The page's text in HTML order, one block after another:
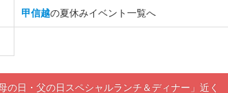
甲信越の夏休みイベント一覧へ
の日・父の日スペシャルランチ＆ディナー」近く